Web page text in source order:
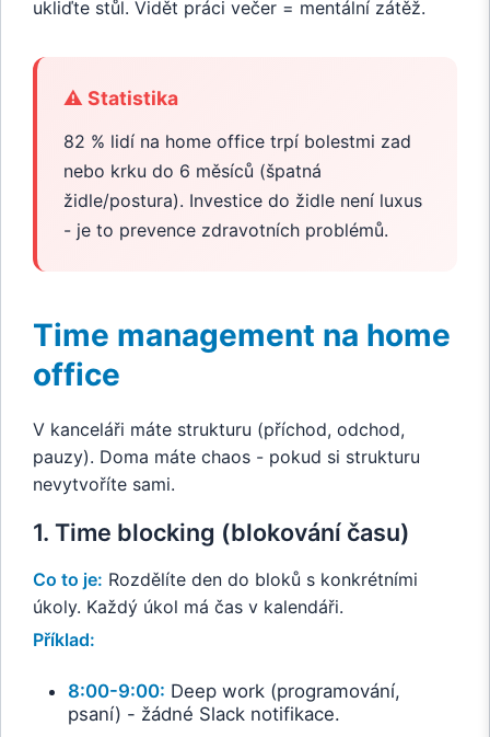
ukliďte stůl. Vidět práci večer = mentální zátěž.
⚠️ Statistika
82 % lidí na home office trpí bolestmi zad
nebo krku do 6 měsíců (špatná
židle/postura). Investice do židle není luxus
- je to prevence zdravotních problémů.
Time management na home
office
V kanceláři máte strukturu (příchod, odchod,
pauzy). Doma máte chaos - pokud si strukturu
nevytvoříte sami.
1. Time blocking (blokování času)
Co to je: Rozdělíte den do bloků s konkrétními
úkoly. Každý úkol má čas v kalendáři.
Příklad:
8:00-9:00: Deep work (programování,
psaní) - žádné Slack notifikace.